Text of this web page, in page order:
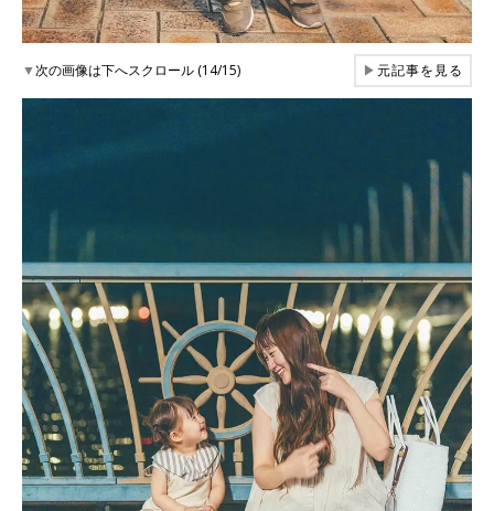
▼次の画像は下へスクロール (14/15) ▶元記事を見る